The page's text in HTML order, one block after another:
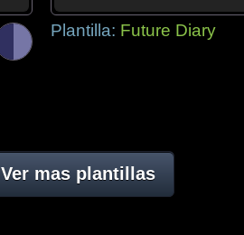
Plantilla: Future Diary
Ver mas plantillas